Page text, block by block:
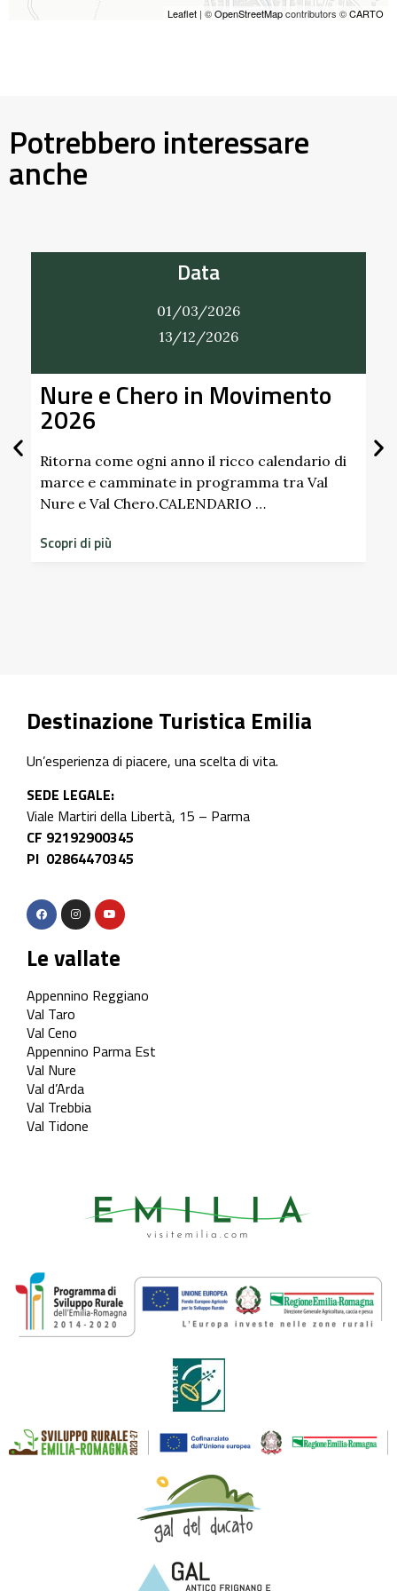
Leaflet | ©OpenStreetMapcontributors ©CARTO
Potrebbero interessare
anche
01/03/2026
13/12/2026
e Chero in Movimento
come ogni anno il ricco calendario di
e camminate in programma tra Val
Val Chero.CALENDARIO …
Alla
Destinazione Turistica Emilia
Un’esperienza di piacere, una scelta di vita.
SEDE LEGALE:
Viale Martiri della Libertà, 15 – Parma
CF 92192900345
PI 02864470345
Le vallate
Appennino Reggiano
Val Taro
Val Ceno
Appennino Parma Est
Val Nure
Val d’Arda
Val Trebbia
Val Tidone